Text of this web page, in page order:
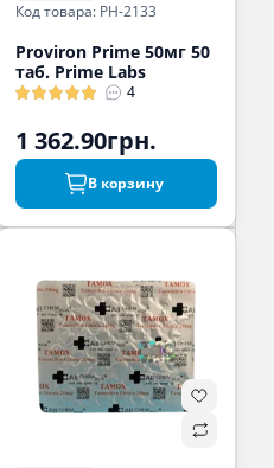
Код товара: PH-2133
Proviron Prime 50мг 50
таб. Prime Labs
4
1 362.90грн.
В корзину